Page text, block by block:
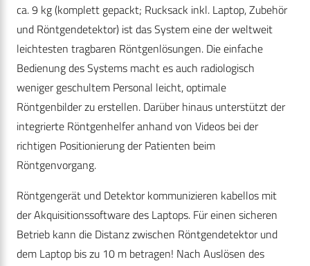
ca. 9 kg (komplett gepackt; Rucksack inkl. Laptop, Zubehör
und Röntgendetektor) ist das System eine der weltweit
leichtesten tragbaren Röntgenlösungen. Die einfache
Bedienung des Systems macht es auch radiologisch
weniger geschultem Personal leicht, optimale
Röntgenbilder zu erstellen. Darüber hinaus unterstützt der
integrierte Röntgenhelfer anhand von Videos bei der
richtigen Positionierung der Patienten beim
Röntgenvorgang.
Röntgengerät und Detektor kommunizieren kabellos mit
der Akquisitionssoftware des Laptops. Für einen sicheren
Betrieb kann die Distanz zwischen Röntgendetektor und
dem Laptop bis zu 10 m betragen! Nach Auslösen des